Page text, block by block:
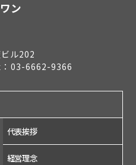
ン
ル202
03-6662-9366
代表挨拶
経営理念